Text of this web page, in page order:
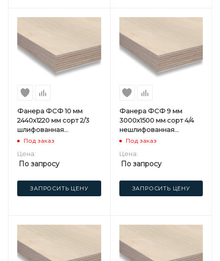
Фанера ФСФ 10 мм
2440х1220 мм сорт 2/3
шлифованная
березовая
Под заказ
Цена:
По запросу
ЗАПРОСИТЬ ЦЕНУ
Фанера ФСФ 9 мм
3000х1500 мм сорт 4/4
нешлифованная
березовая
Под заказ
Цена:
По запросу
ЗАПРОСИТЬ ЦЕНУ